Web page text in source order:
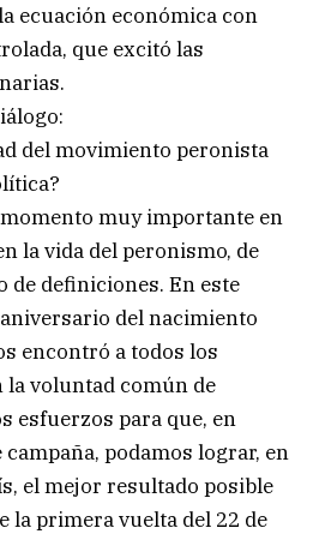
ecuación económica con
que excitó las
del movimiento peronista
muy importante en
la vida del peronismo, de
de definiciones. En este
del nacimiento
encontró a todos los
voluntad común de
esfuerzos para que, en
podamos lograr, en
el mejor resultado posible
la primera vuelta del 22 de